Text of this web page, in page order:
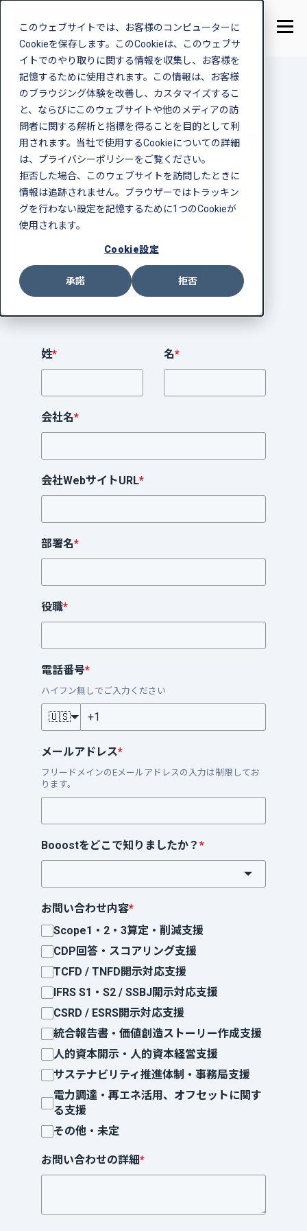
このウェブサイトでは、お客様のコンピューターに
Cookieを保存します。このCookieは、このウェブサ
イトでのやり取りに関する情報を収集し、お客様を
記憶するために使用されます。この情報は、お客様
のブラウジング体験を改善し、カスタマイズするこ
と、ならびにこのウェブサイトや他のメディアの訪
問者に関する解析と指標を得ることを目的として利
用されます。当社で使用するCookieについての詳細
は、 プライバシーポリシーをご覧ください。
拒否した場合、このウェブサイトを訪問したときに
情報は追跡されません。ブラウザーではトラッキン
グを行わない設定を記憶するために1つのCookieが
使用されます。
Cookie設定
承諾 拒否
コンサルティング・伴走支援のお問
い合わせ
各種コンサルティングサービスに関するお問
い合わせフォームです。
CO2排出量算定、サステナビリティ情報開
達、オフセットなどに関するコンサルティン
グ・伴走支援のご相談を受け付けています。
※booost Sustainabilityなどのプロダクトに関
するお問い合わせは、製品・サービス専用
姓* 名*
会社名*
会社WebサイトURL*
部署名*
役職*
電話番号*
ハイフン無しでご入力ください
🇺🇸
メールアドレス*
フリードメインのEメールアドレスの入力は制限してお
ります。
Booostをどこで知りましたか？ *
お問い合わせ内容*
Scope1・2・3算定・削減支援
CDP回答・スコアリング支援
TCFD / TNFD開示対応支援
IFRS S1・S2 / SSBJ開示対応支援
CSRD / ESRS開示対応支援
統合報告書・価値創造ストーリー作成支援
人的資本開示・人的資本経営支援
サステナビリティ推進体制・事務局支援
電力調達・再エネ活用、オフセットに関す
る支援
その他・未定
お問い合わせの詳細*